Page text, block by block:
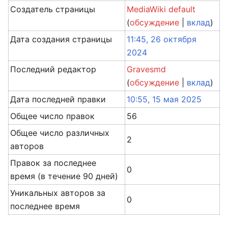
Создатель страницы
MediaWiki default
(обсуждение вклад)
Дата создания страницы
11:45, 26 октября
2024
Последний редактор
Gravesmd
(обсуждение вклад)
Дата последней правки
10:55, 15 мая 2025
Общее число правок
56
Общее число различных
авторов
2
Правок за последнее
время (в течение 90 дней)
0
Уникальных авторов за
последнее время
0